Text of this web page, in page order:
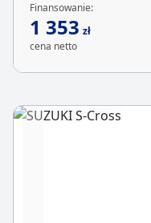
Finansowanie:
1 353 zł
cena netto